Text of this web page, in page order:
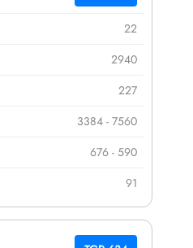
22
2940
227
3384 - 7560
676 - 590
91